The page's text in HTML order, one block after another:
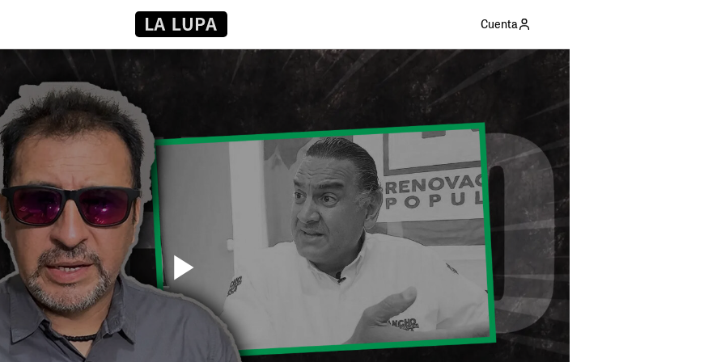
Cuenta